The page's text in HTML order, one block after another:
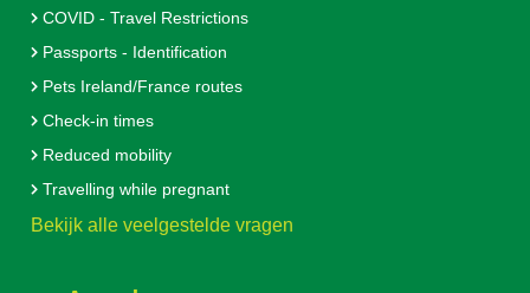
COVID - Travel Restrictions
Passports - Identification
Pets Ireland/France routes
Check-in times
Reduced mobility
Travelling while pregnant
Bekijk alle veelgestelde vragen